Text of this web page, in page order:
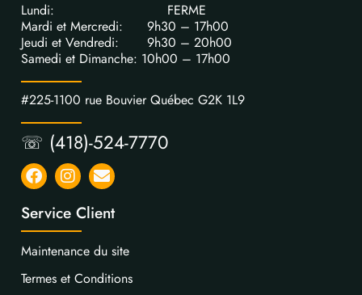
Lundi: FERME
Mardi et Mercredi: 9h30 – 17h00
Jeudi et Vendredi: 9h30 – 20h00
Samedi et Dimanche: 10h00 – 17h00
#225-1100 rue Bouvier Québec G2K 1L9
☏ (418)-524-7770
Service Client
Maintenance du site
Termes et Conditions